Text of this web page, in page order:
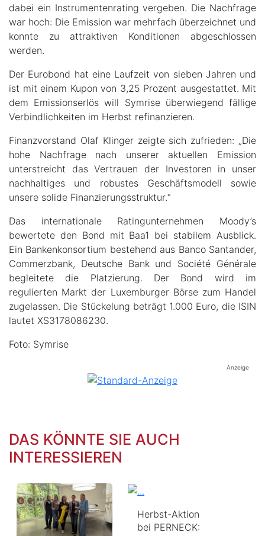
dabei ein Instrumentenrating vergeben. Die Nachfrage
war hoch: Die Emission war mehrfach überzeichnet und
konnte zu attraktiven Konditionen abgeschlossen
werden.
Der Eurobond hat eine Laufzeit von sieben Jahren und
ist mit einem Kupon von 3,25 Prozent ausgestattet. Mit
dem Emissionserlös will Symrise überwiegend fällige
Verbindlichkeiten im Herbst refinanzieren.
Finanzvorstand Olaf Klinger zeigte sich zufrieden: „Die
hohe Nachfrage nach unserer aktuellen Emission
unterstreicht das Vertrauen der Investoren in unser
nachhaltiges und robustes Geschäftsmodell sowie
unsere solide Finanzierungsstruktur.“
Das internationale Ratingunternehmen Moody’s
bewertete den Bond mit Baa1 bei stabilem Ausblick.
Ein Bankenkonsortium bestehend aus Banco Santander,
Commerzbank, Deutsche Bank und Société Générale
begleitete die Platzierung. Der Bond wird im
regulierten Markt der Luxemburger Börse zum Handel
zugelassen. Die Stückelung beträgt 1.000 Euro, die ISIN
lautet XS3178086230.
Foto: Symrise
Anzeige
DAS KÖNNTE SIE AUCH
INTERESSIEREN
Herbst-Aktion
bei PERNECK: